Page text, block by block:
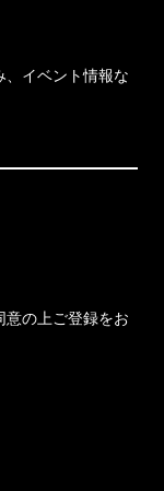
イベント情報な
意の上ご登録をお